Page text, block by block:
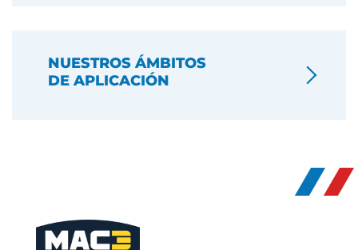
NUESTROS ÁMBITOS
DE APLICACIÓN